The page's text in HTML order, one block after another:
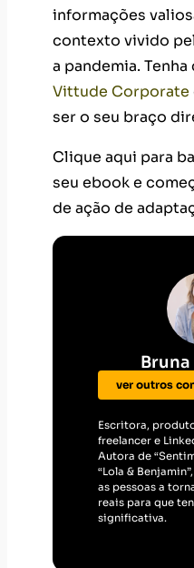
informações
contexto vivido
a pandemia.
Vittude Corporate
ser o seu braço
Clique aqui para
seu ebook e
de ação de
Bruna
ver outros
Escritora,
freelancer e
Autora de
“Lola &
as pessoas a
reais para que
significativa.